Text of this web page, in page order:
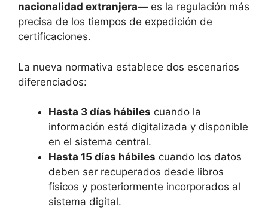
nacionalidad extranjera— es la regulación más
precisa de los tiempos de expedición de
certificaciones.
La nueva normativa establece dos escenarios
diferenciados:
Hasta 3 días hábiles cuando la
información está digitalizada y disponible
en el sistema central.
Hasta 15 días hábiles cuando los datos
deben ser recuperados desde libros
físicos y posteriormente incorporados al
sistema digital.